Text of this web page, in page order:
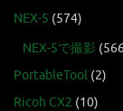
NEX-5 (574)
NEX-5で撮影
PortableTool (2)
Ricoh CX2 (10)